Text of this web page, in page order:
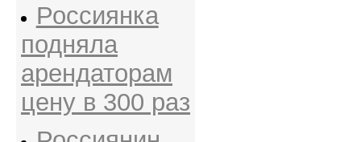
Россиянка
подняла
арендаторам
цену в 300 раз